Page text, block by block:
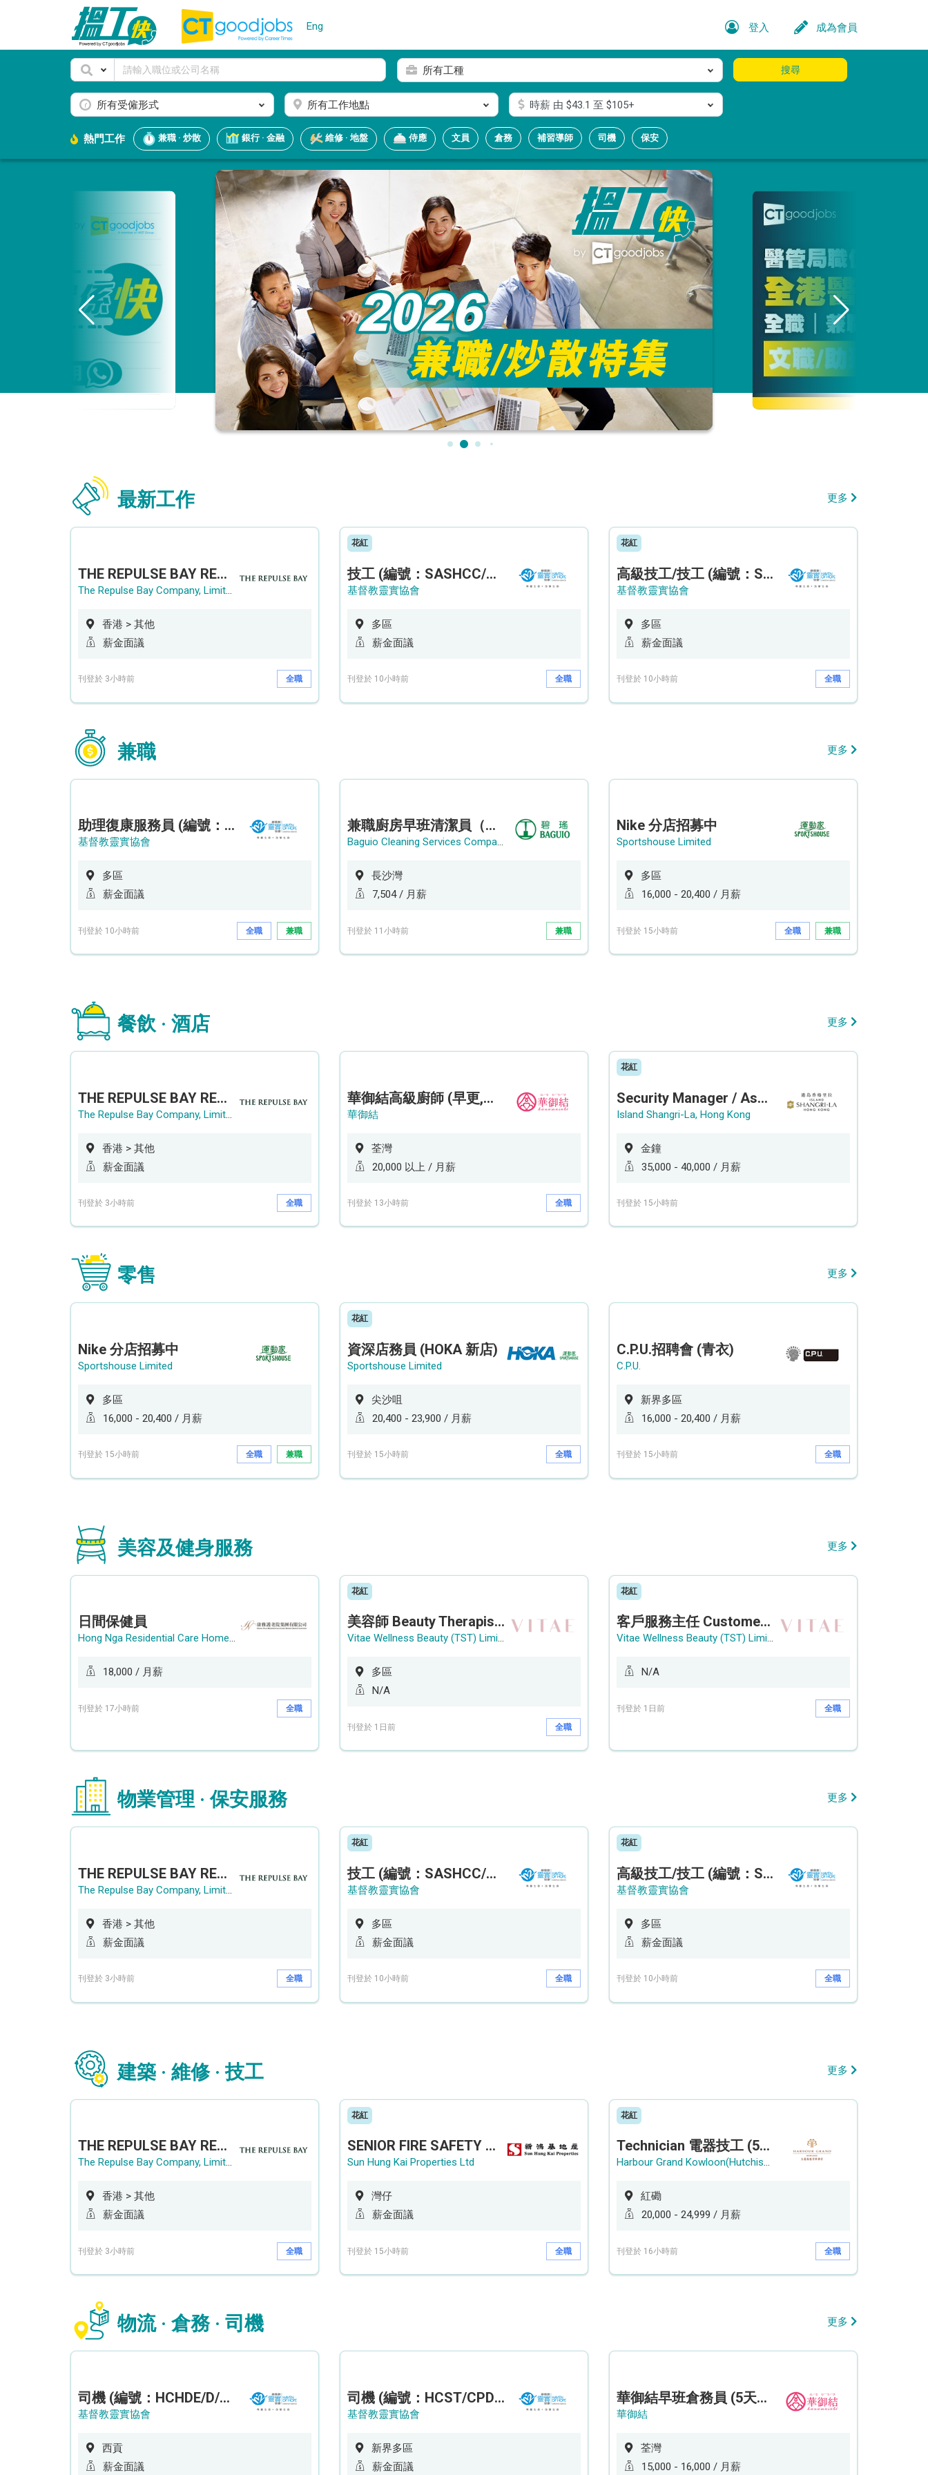
Eng 登入 成為會員
所有工種
所有受僱形式 所有工作地點 時薪由 $43.1 至 $105+
搜尋
熱門工作 兼職 · 炒散 銀行 · 金融 維修 · 地盤 侍應 文員 倉務 補習導師 司機 保安
最新工作 更多
THE REPULSE BAY RECRUITMENT DAY 淺水灣影灣園人才招聘會
The Repulse Bay Company, Limited
香港 > 其他
薪金面議
刊登於 3小時前 全職
花紅
技工 (編號：SASHCC/A/CTE)
基督教靈實協會
多區
薪金面議
刊登於 10小時前 全職
花紅
高級技工/技工 (編號：SSO/FM/A/CTE)
基督教靈實協會
多區
薪金面議
刊登於 10小時前 全職
兼職 更多
助理復康服務員 (編號：RSD/ARSW/CTE)
基督教靈實協會
多區
薪金面議
刊登於 10小時前 全職 兼職
兼職廚房早班清潔員（長沙灣）
Baguio Cleaning Services Company Limited
長沙灣
7,504 / 月薪
刊登於 11小時前 兼職
Nike 分店招募中
Sportshouse Limited
多區
16,000 - 20,400 / 月薪
刊登於 15小時前 全職 兼職
餐飲 · 酒店 更多
THE REPULSE BAY RECRUITMENT DAY 淺水灣影灣園人才招聘會
The Repulse Bay Company, Limited
香港 > 其他
薪金面議
刊登於 3小時前 全職
華御結高級廚師 (早更,中央廚房)*底薪可達20k* (5天工作週)
華御結
荃灣
20,000 以上 / 月薪
刊登於 13小時前 全職
花紅
Security Manager / Assistant Security Manager
Island Shangri-La, Hong Kong
金鐘
35,000 - 40,000 / 月薪
刊登於 15小時前
零售 更多
Nike 分店招募中
Sportshouse Limited
多區
16,000 - 20,400 / 月薪
刊登於 15小時前 全職 兼職
花紅
資深店務員 (HOKA 新店)
Sportshouse Limited
尖沙咀
20,400 - 23,900 / 月薪
刊登於 15小時前 全職
C.P.U.招聘會 (青衣)
C.P.U.
新界多區
16,000 - 20,400 / 月薪
刊登於 15小時前 全職
美容及健身服務 更多
日間保健員
Hong Nga Residential Care Home Group Limited
18,000 / 月薪
刊登於 17小時前 全職
花紅
美容師 Beauty Therapist (銅鑼灣 / 尖沙咀)
Vitae Wellness Beauty (TST) Limited
多區
N/A
刊登於 1日前 全職
花紅
客戶服務主任 Customer Service Officer (銅鑼灣)
Vitae Wellness Beauty (TST) Limited
N/A
刊登於 1日前 全職
物業管理 · 保安服務 更多
THE REPULSE BAY RECRUITMENT DAY 淺水灣影灣園人才招聘會
The Repulse Bay Company, Limited
香港 > 其他
薪金面議
刊登於 3小時前 全職
花紅
技工 (編號：SASHCC/A/CTE)
基督教靈實協會
多區
薪金面議
刊登於 10小時前 全職
花紅
高級技工/技工 (編號：SSO/FM/A/CTE)
基督教靈實協會
多區
薪金面議
刊登於 10小時前 全職
建築 · 維修 · 技工 更多
THE REPULSE BAY RECRUITMENT DAY 淺水灣影灣園人才招聘會
The Repulse Bay Company, Limited
香港 > 其他
薪金面議
刊登於 3小時前 全職
花紅
SENIOR FIRE SAFETY OFFICER / FIRE SAFETY OFFICER
Sun Hung Kai Properties Ltd
灣仔
薪金面議
刊登於 15小時前 全職
花紅
Technician 電器技工 (5-Day Work Week)
Harbour Grand Kowloon(Hutchison Hotel Hong Kong Limited)
紅磡
20,000 - 24,999 / 月薪
刊登於 16小時前 全職
物流 · 倉務 · 司機 更多
司機 (編號：HCHDE/D/CTE)
基督教靈實協會
西貢
薪金面議
司機 (編號：HCST/CPD/CTE)
基督教靈實協會
新界多區
薪金面議
華御結早班倉務員 (5天工作週)
華御結
荃灣
15,000 - 16,000 / 月薪